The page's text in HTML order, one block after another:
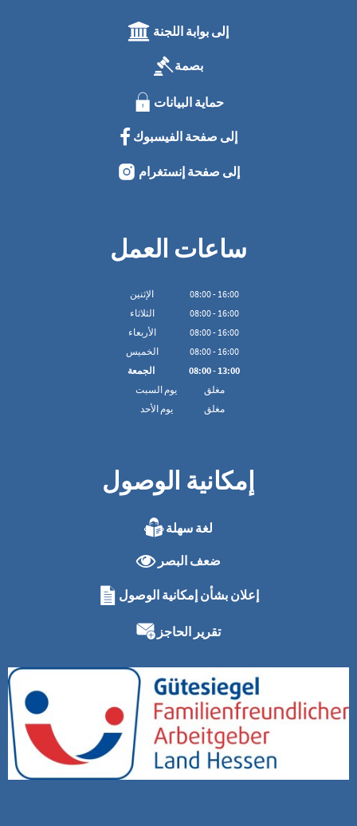
إلى بوابة اللجنة
بصمة
حماية البيانات
إلى صفحة الفيسبوك
إلى صفحة إنستغرام
ساعات العمل
الإثنين 08:00- 16:00
الثلاثاء
08:00- 16:00
الأربعاء
08:00- 16:00
الخميس
08:00- 16:00
الجمعة
08:00- 13:00
يوم السبت
مغلق
يوم الأحد
مغلق
إمكانية الوصول
لغة سهلة
ضعف البصر
إعلان بشأن إمكانية الوصول
تقرير الحاجز